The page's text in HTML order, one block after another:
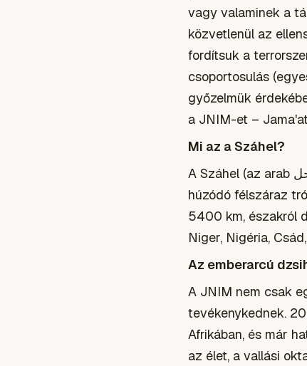
vagy valaminek a
közvetlenül az
fordítsuk a
csoportosulás
győzelmük
a JNIM-et –
Mi az a Száhel?
A Száhel (az arab الساحل as-sāḥil - „part” vagy „perem” szóból) – az Atlanti-óceántól Etiópiáig
húzódó félszáraz
5400 km, északról
Niger, Nigéria,
Az emberarcú
A JNIM nem csak
tevékenykednek.
Afrikában, és már
az élet, a vallási